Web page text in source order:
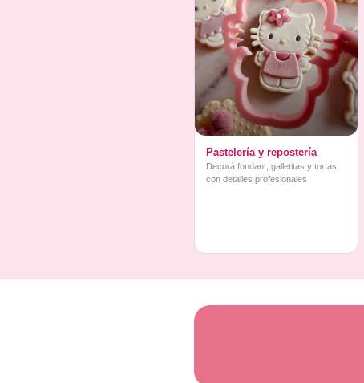
Pastelería y repostería
Decorá fondant, galletitas y tortas
con detalles profesionales